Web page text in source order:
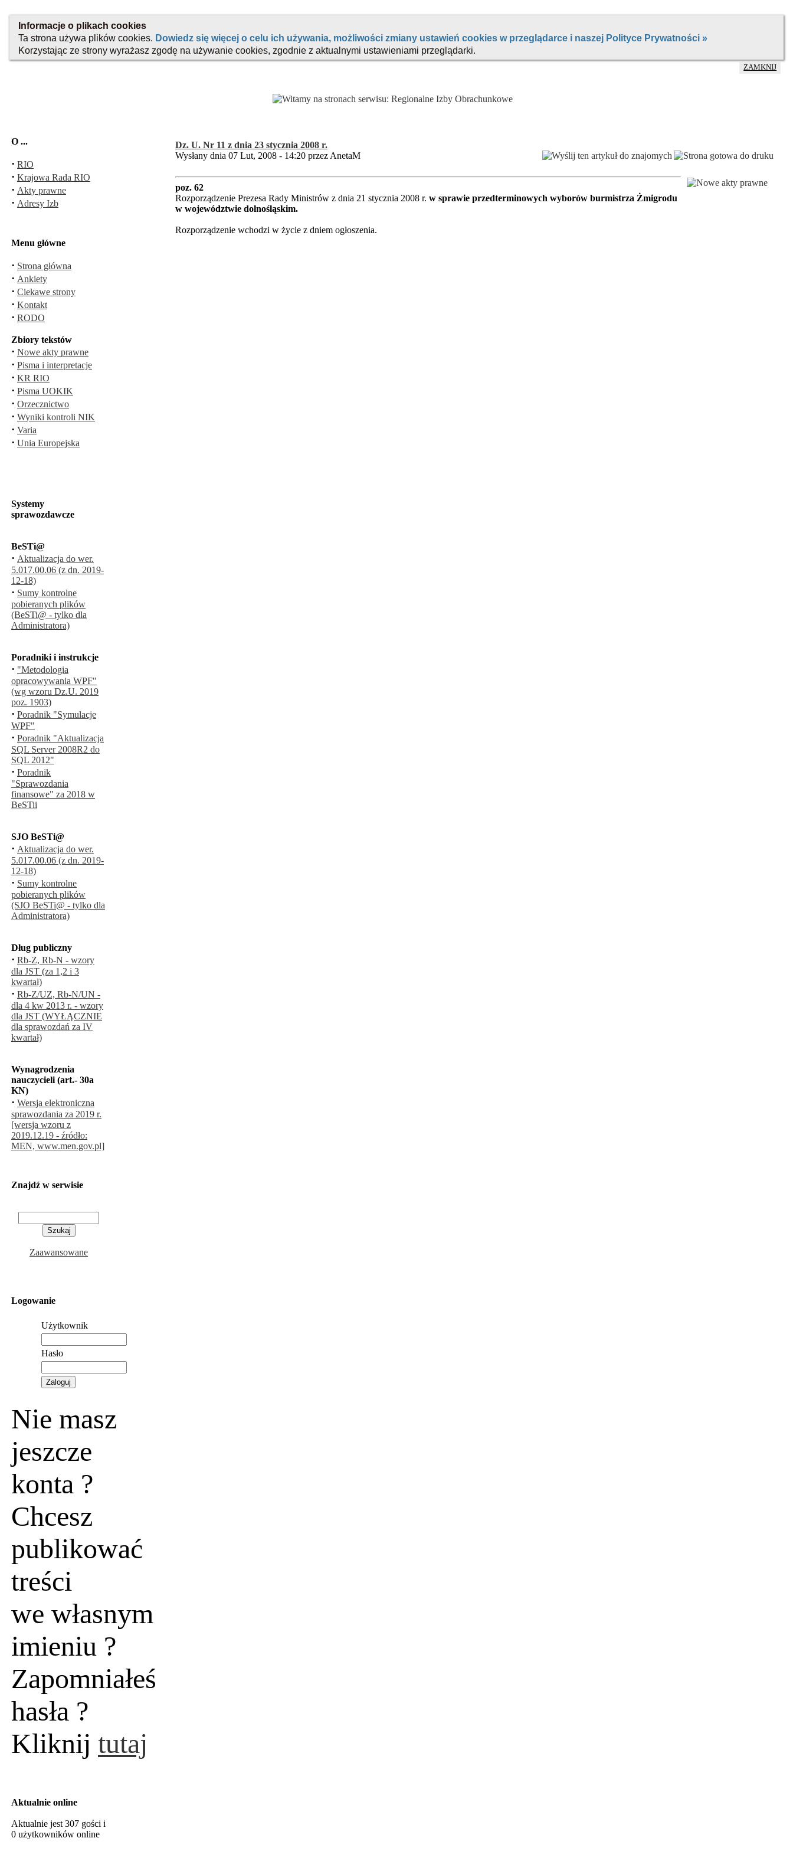
ZAMKNIJ
O ...
· RIO
· Krajowa Rada RIO
· Akty prawne
· Adresy Izb
Menu główne
· Strona główna
· Ankiety
· Ciekawe strony
· Kontakt
· RODO
Zbiory tekstów
· Nowe akty prawne
· Pisma i interpretacje
· KR RIO
· Pisma UOKIK
· Orzecznictwo
· Wyniki kontroli NIK
· Varia
· Unia Europejska
Systemy
sprawozdawcze
BeSTi@
· Aktualizacja do wer.
5.017.00.06 (z dn. 2019-
12-18)
· Sumy kontrolne
pobieranych plików
(BeSTi@ - tylko dla
Administratora)
Poradniki i instrukcje
· "Metodologia
opracowywania WPF"
(wg wzoru Dz.U. 2019
poz. 1903)
· Poradnik "Symulacje
WPF"
· Poradnik "Aktualizacja
SQL Server 2008R2 do
SQL 2012"
· Poradnik
"Sprawozdania
finansowe" za 2018 w
BeSTii
SJO BeSTi@
· Aktualizacja do wer.
5.017.00.06 (z dn. 2019-
12-18)
· Sumy kontrolne
pobieranych plików
(SJO BeSTi@ - tylko dla
Administratora)
Dług publiczny
· Rb-Z, Rb-N - wzory
dla JST (za 1,2 i 3
kwartał)
· Rb-Z/UZ, Rb-N/UN -
dla 4 kw 2013 r. - wzory
dla JST (WYŁĄCZNIE
dla sprawozdań za IV
kwartał)
Wynagrodzenia
nauczycieli (art.- 30a
KN)
· Wersja elektroniczna
sprawozdania za 2019 r.
[wersja wzoru z
2019.12.19 - źródło:
MEN, www.men.gov.pl]
Znajdź w serwisie
Zaawansowane
Logowanie
Użytkownik
Hasło
Nie masz
jeszcze
konta ?
Chcesz
publikować
treści
we własnym
imieniu ?
Zapomniałeś
hasła ?
Kliknij tutaj
Aktualnie online
Aktualnie jest 307 gości i
0 użytkowników online
Dz. U. Nr 11 z dnia 23 stycznia 2008 r.
Wysłany dnia 07 Lut, 2008 - 14:20 przez AnetaM
poz. 62
Rozporządzenie Prezesa Rady Ministrów z dnia 21 stycznia 2008 r. w sprawie przedterminowych wyborów burmistrza Żmigrodu
w województwie dolnośląskim.
Rozporządzenie wchodzi w życie z dniem ogłoszenia.